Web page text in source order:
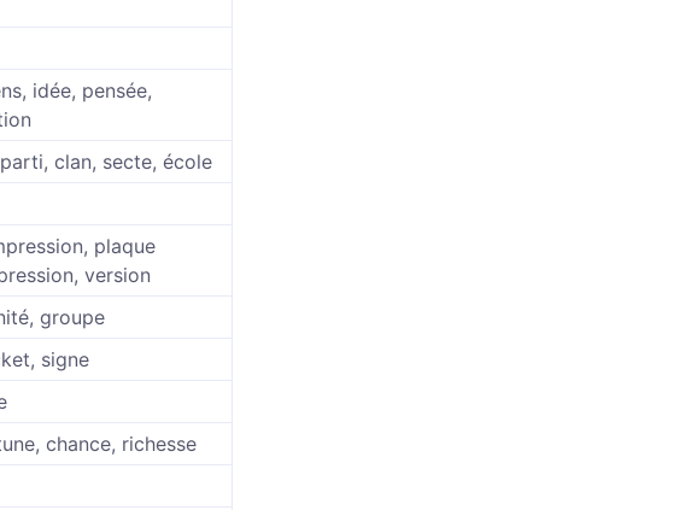
idée, pensée,
clan, secte, école
plaque
version
groupe
signe
chance, richesse